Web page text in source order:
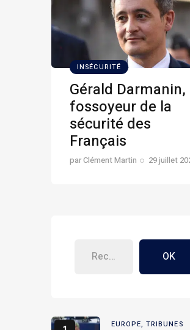
INSÉCURITÉ
Gérald Darmanin,
fossoyeur de la
sécurité des
Français
parClément Martin 29 juillet
OK
EUROPE, TRIBUNES